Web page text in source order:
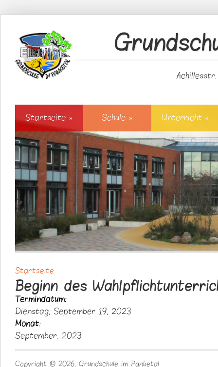
Startseite » Schule » Unterricht »
Sie sind hier
Startseite
Beginn des
Termindatum:
Dienstag, September 19, 2023
Monat:
September, 2023
Copyright © 2026, Grundschule im Panketal